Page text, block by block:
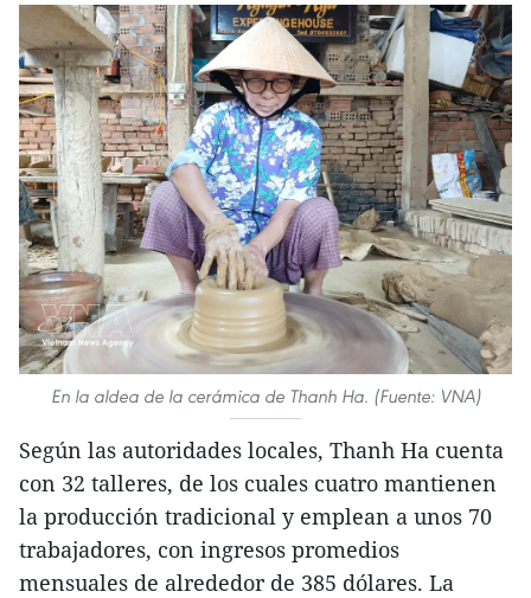
En la aldea de la cerámica de Thanh Ha. (Fuente: VNA)
Según las autoridades locales, Thanh Ha cuenta
con 32 talleres, de los cuales cuatro mantienen
la producción tradicional y emplean a unos 70
trabajadores, con ingresos promedios
mensuales de alrededor de 385 dólares. La